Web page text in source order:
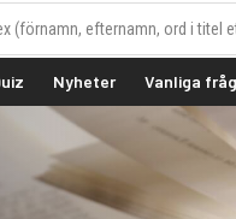
Nyheter Vanliga